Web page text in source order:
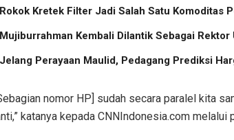
Rokok Kretek Filter Jadi Salah Satu Komoditas
Mujiburrahman Kembali Dilantik Sebagai
Jelang Perayaan Maulid, Pedagang Prediksi
nomor HP] sudah secara paralel kita
katanya kepada CNNIndonesia.com